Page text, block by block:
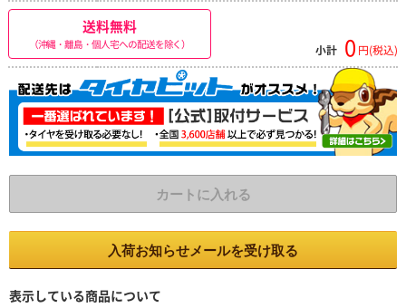
送料無料
（沖縄・離島・個人宅への配送を除く） 小計 0 円(税込)
カートに入れる
入荷お知らせメールを受け取る
表示している商品について